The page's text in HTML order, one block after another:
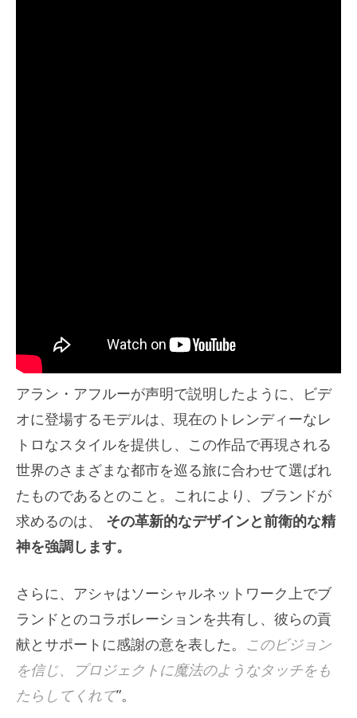
アラン・アフルーが声明で説明したように、ビデ
オに登場するモデルは、現在のトレンディーなレ
トロなスタイルを提供し、この作品で再現される
世界のさまざまな都市を巡る旅に合わせて選ばれ
たものであるとのこと。これにより、ブランドが
求めるのは、 その革新的なデザインと前衛的な精
神を強調します。
さらに、アシャはソーシャルネットワーク上でブ
ランドとのコラボレーションを共有し、彼らの貢
献とサポートに感謝の意を表した。 このビジョン
を信じ、プロジェクトに魔法のようなタッチをも
たらしてくれて”。